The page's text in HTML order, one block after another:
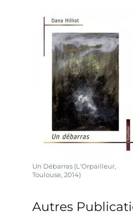
Un Débarras (L'Orpailleur,
Toulouse, 2014)
Autres